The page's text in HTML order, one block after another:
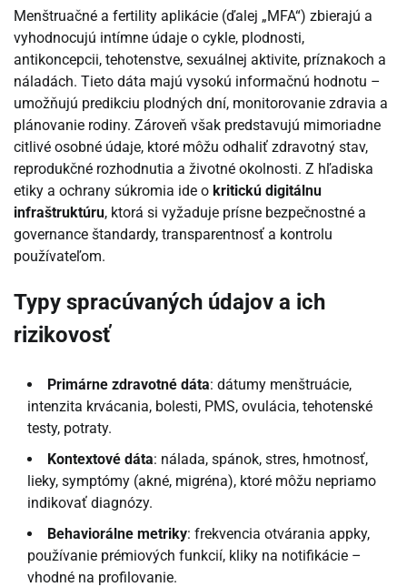
Menštruačné a fertility aplikácie (ďalej „MFA“) zbierajú a
vyhodnocujú intímne údaje o cykle, plodnosti,
antikoncepcii, tehotenstve, sexuálnej aktivite, príznakoch a
náladách. Tieto dáta majú vysokú informačnú hodnotu –
umožňujú predikciu plodných dní, monitorovanie zdravia a
plánovanie rodiny. Zároveň však predstavujú mimoriadne
citlivé osobné údaje, ktoré môžu odhaliť zdravotný stav,
reprodukčné rozhodnutia a životné okolnosti. Z hľadiska
etiky a ochrany súkromia ide o kritickú digitálnu
infraštruktúru, ktorá si vyžaduje prísne bezpečnostné a
governance štandardy, transparentnosť a kontrolu
používateľom.
Typy spracúvaných údajov a ich
rizikovosť
Primárne zdravotné dáta: dátumy menštruácie,
intenzita krvácania, bolesti, PMS, ovulácia, tehotenské
testy, potraty.
Kontextové dáta: nálada, spánok, stres, hmotnosť,
lieky, symptómy (akné, migréna), ktoré môžu nepriamo
indikovať diagnózy.
Behaviorálne metriky: frekvencia otvárania appky,
používanie prémiových funkcií, kliky na notifikácie –
vhodné na profilovanie.